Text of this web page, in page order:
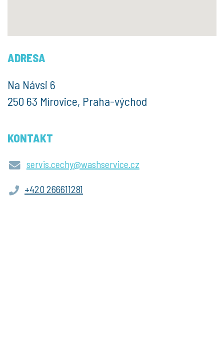
ADRESA
Na Návsi 6
250 63 Mírovice, Praha-východ
KONTAKT
servis.cechy@washservice.cz
+420 266611281